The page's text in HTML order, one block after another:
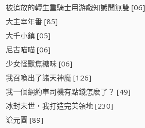
被追放的轉生重騎士用游戲知識開無雙 [06]
大主宰年番 [85]
大千小鎮 [05]
尼古喵喵 [06]
少女怪獸焦糖味 [06]
我召喚出了諸天神魔 [126]
我一個網約車司機有點錢怎麽了？ [49]
冰封末世，我打造完美領地 [230]
滄元圖 [89]